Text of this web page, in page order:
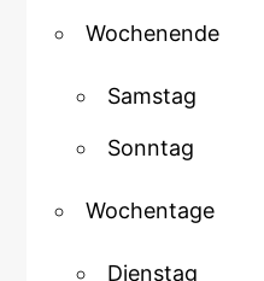
Wochenende
Samstag
Sonntag
Wochentage
Dienstag